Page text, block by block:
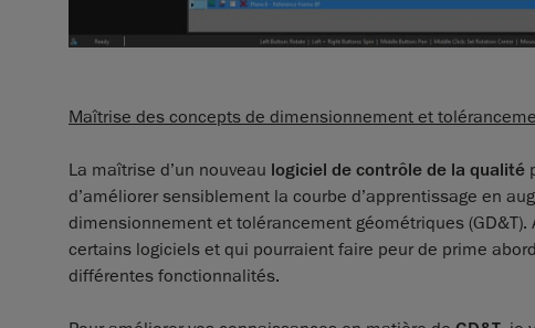
Maîtrise des concepts de dimensionnement et
La maîtrise d’un nouveau logiciel de contrôle de la qualité
d’améliorer sensiblement la courbe d’apprentissage en
dimensionnement et tolérancement géométriques
certains logiciels et qui pourraient faire peur de prime
différentes fonctionnalités.